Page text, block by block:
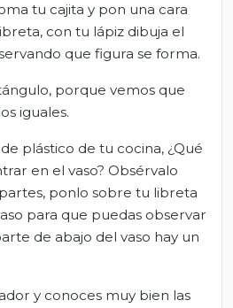
tu cajita y pon una cara
con tu lápiz dibuja el
que figura se forma.
porque vemos que
iguales.
plástico de tu cocina, ¿Qué
en el vaso? Obsérvalo
ponlo sobre tu libreta
para que puedas observar
de abajo del vaso hay un
y conoces muy bien las